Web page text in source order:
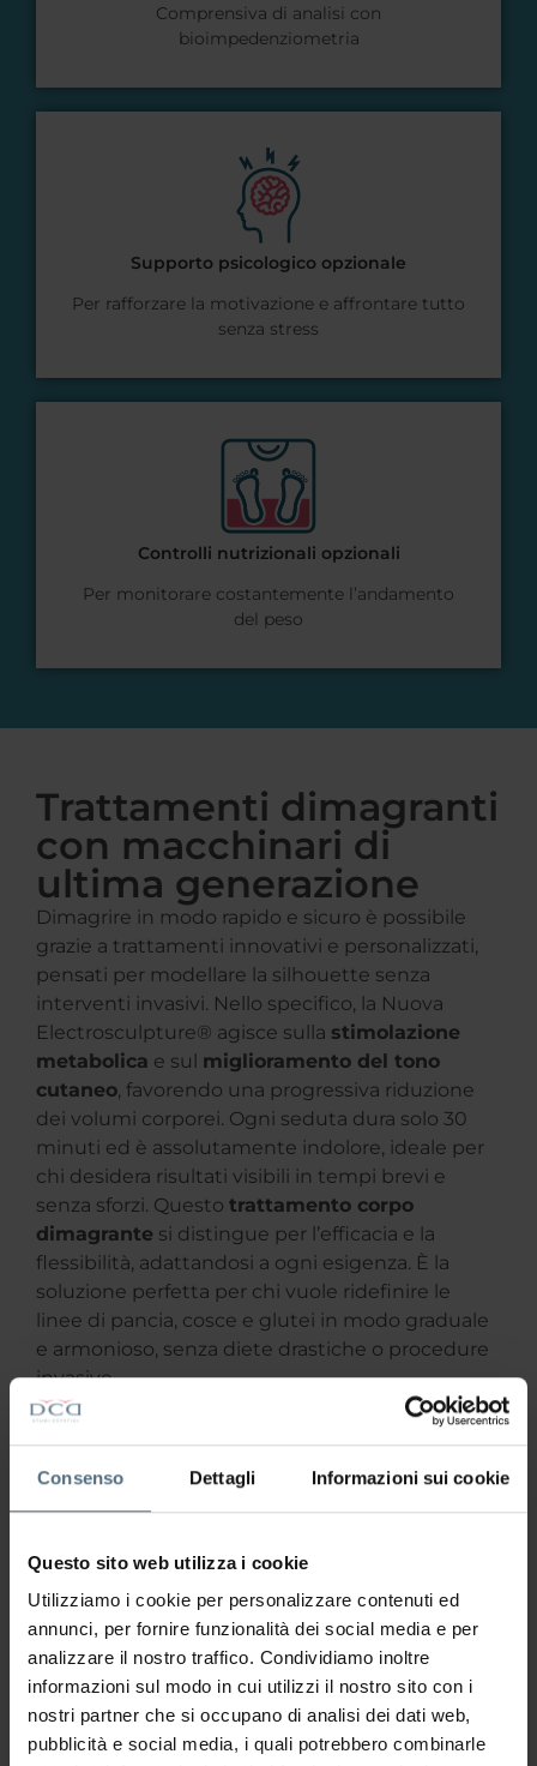
Consenso Dettagli Informazioni sui cookie
Questo sito web utilizza i cookie
Utilizziamo i cookie per personalizzare contenuti ed
annunci, per fornire funzionalità dei social media e per
analizzare il nostro traffico. Condividiamo inoltre
informazioni sul modo in cui utilizzi il nostro sito con i
nostri partner che si occupano di analisi dei dati web,
pubblicità e social media, i quali potrebbero combinarle
Comprensiva di analisi con
bioimpedenziometria
Supporto psicologico opzionale
Per rafforzare la motivazione e affrontare tutto
senza stress
Controlli nutrizionali opzionali
Per monitorare costantemente l’andamento
del peso
Trattamenti dimagranti
con macchinari di
ultima generazione
Dimagrire in modo rapido e sicuro è possibile
grazie a trattamenti innovativi e personalizzati,
pensati per modellare la silhouette senza
interventi invasivi. Nello specifico, la Nuova
Electrosculpture® agisce sulla stimolazione
metabolica e sul miglioramento del tono
cutaneo, favorendo una progressiva riduzione
dei volumi corporei. Ogni seduta dura solo 30
minuti ed è assolutamente indolore, ideale per
chi desidera risultati visibili in tempi brevi e
senza sforzi. Questo trattamento corpo
dimagrante si distingue per l’efficacia e la
flessibilità, adattandosi a ogni esigenza. È la
soluzione perfetta per chi vuole ridefinire le
linee di pancia, cosce e glutei in modo graduale
e armonioso, senza diete drastiche o procedure
invasive.
Come funziona il metodo
DCD per dimagrire con la
Nuova Electrosculpture®
modellare il corpo in modo sicuro e progressivo.
Electrosculpture®:
Dimagrimento e riduzione dei volumi
Stimolazione del metabolismo cellulare
Trattamento non invasivo, per